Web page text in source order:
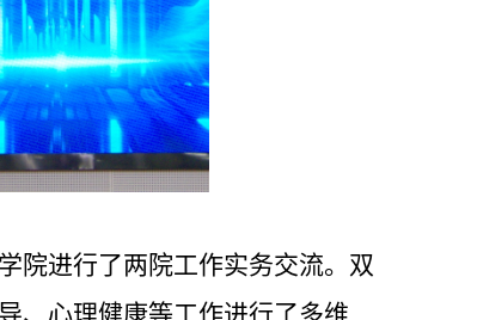
院进行了两院工作实务交流。双
、心理健康等工作进行了多维